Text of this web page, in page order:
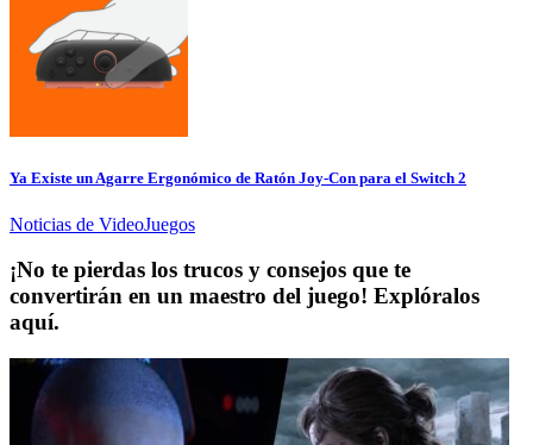
Ya Existe un Agarre Ergonómico de Ratón Joy-Con para el Switch 2
Noticias de VideoJuegos
¡No te pierdas los trucos y consejos que te
convertirán en un maestro del juego! Explóralos
aquí.